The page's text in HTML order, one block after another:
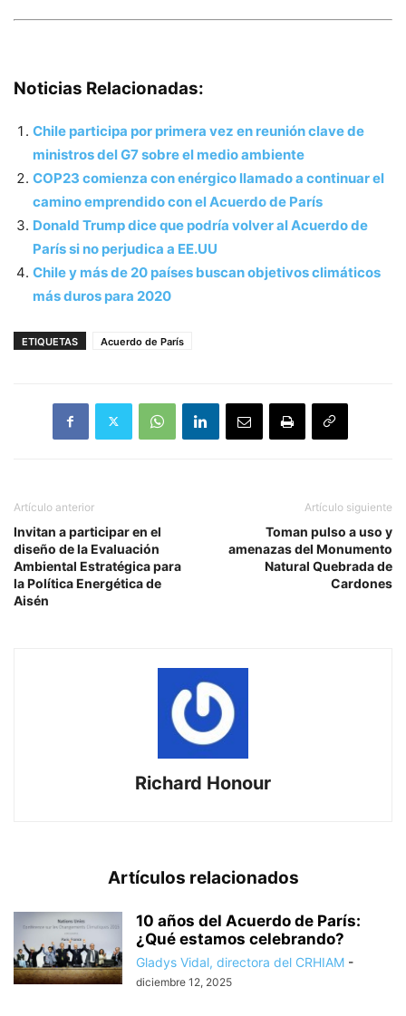
Noticias Relacionadas:
Chile participa por primera vez en reunión clave de
ministros del G7 sobre el medio ambiente
COP23 comienza con enérgico llamado a continuar el
camino emprendido con el Acuerdo de París
Donald Trump dice que podría volver al Acuerdo de
París si no perjudica a EE.UU
Chile y más de 20 países buscan objetivos climáticos
más duros para 2020
ETIQUETAS Acuerdo de París
Artículo anterior
Invitan a participar en el
diseño de la Evaluación
Ambiental Estratégica para
la Política Energética de
Aisén
Artículo siguiente
Toman pulso a uso y
amenazas del Monumento
Natural Quebrada de
Cardones
Richard Honour
Artículos relacionados
10 años del Acuerdo de París:
¿Qué estamos celebrando?
Gladys Vidal, directora del CRHIAM -
diciembre 12, 2025